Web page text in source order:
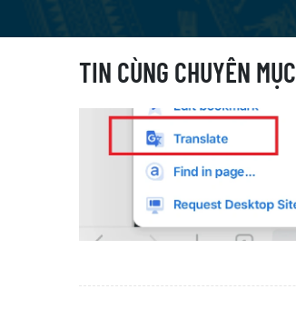
TIN CÙNG CHUYÊN MỤC